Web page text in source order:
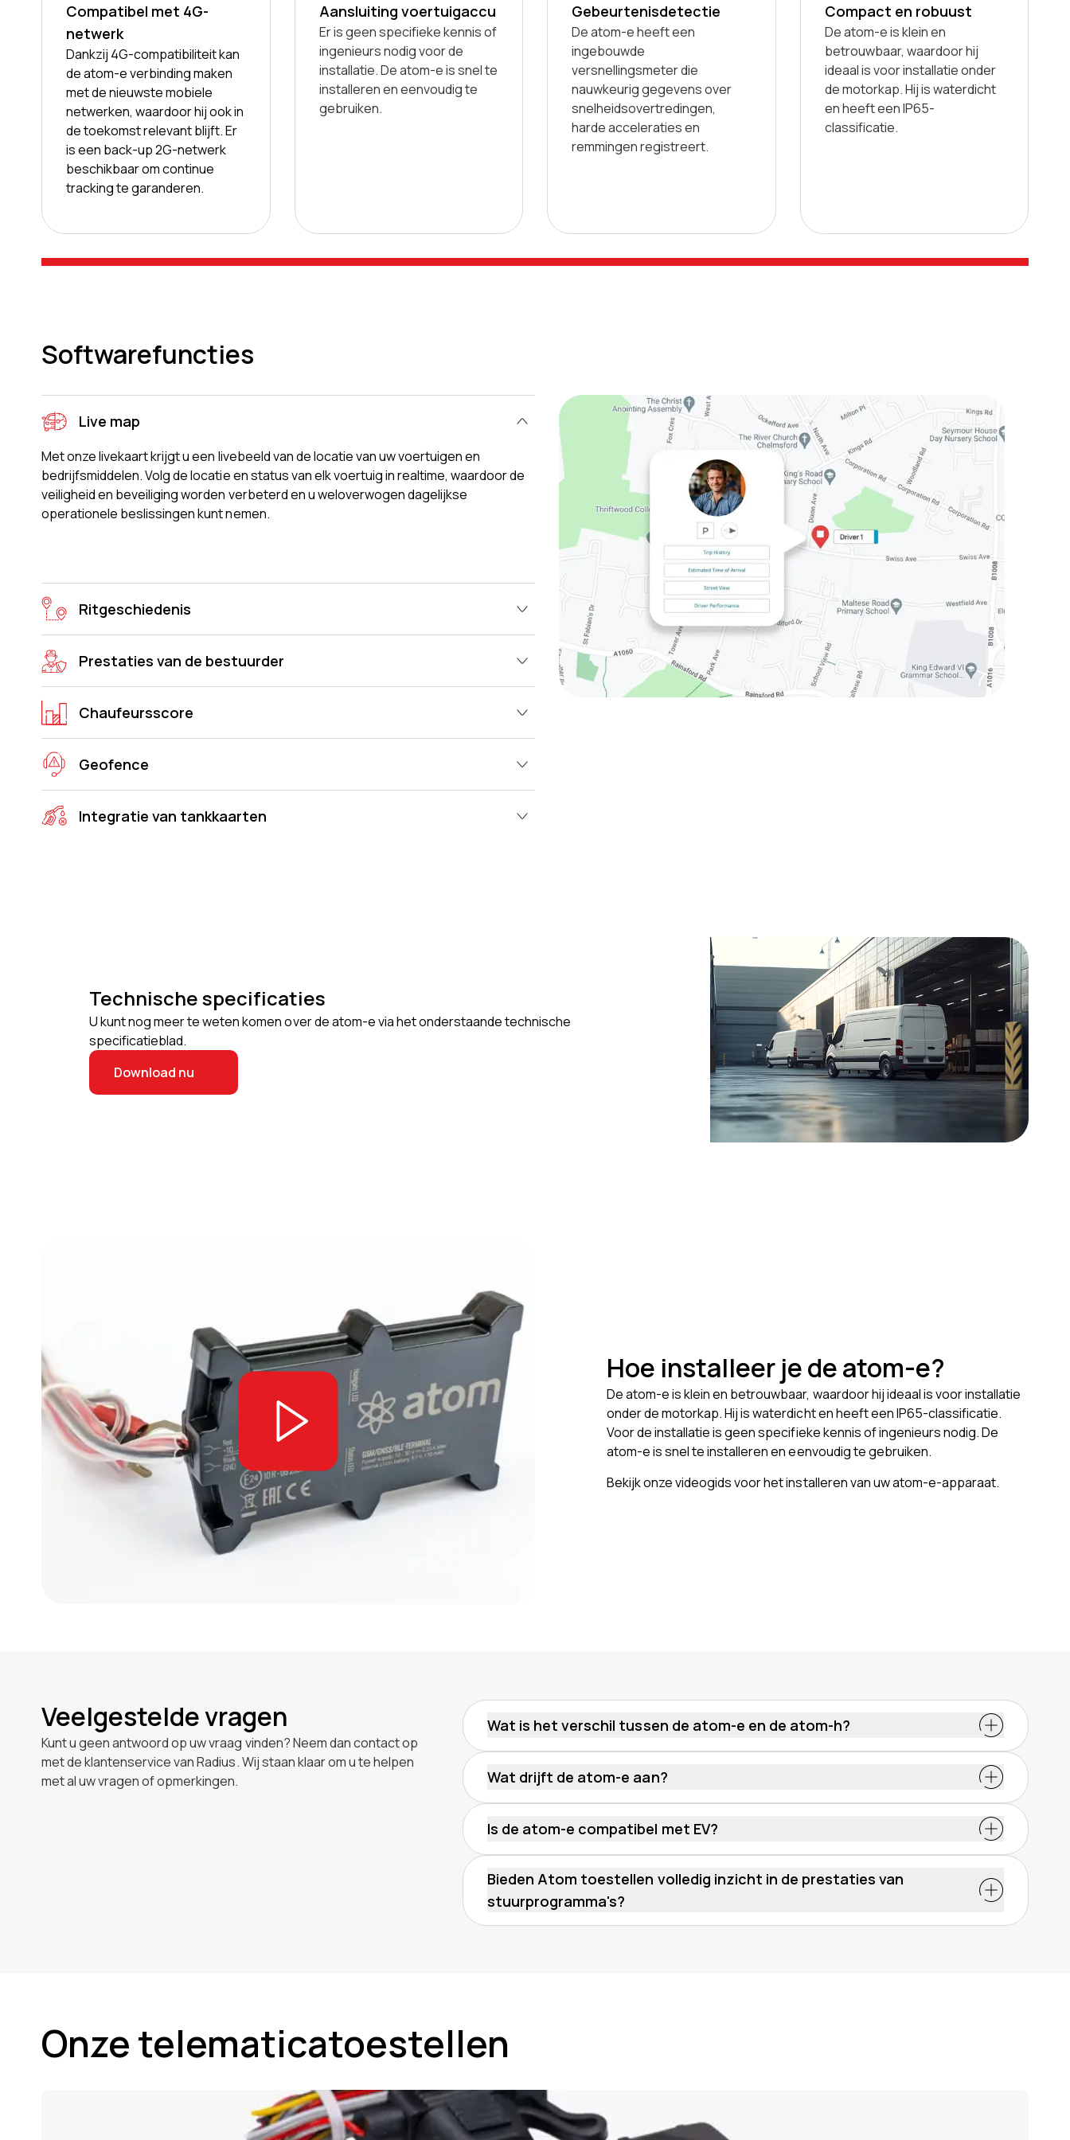
Compatibel met 4G-
netwerk
Dankzij 4G-compatibiliteit kan
de atom-e verbinding maken
met de nieuwste mobiele
netwerken, waardoor hij ook in
de toekomst relevant blijft. Er
is een back-up 2G-netwerk
beschikbaar om continue
tracking te garanderen.
Aansluiting voertuigaccu
Er is geen specifieke kennis of
ingenieurs nodig voor de
installatie. De atom-e is snel te
installeren en eenvoudig te
gebruiken.
Gebeurtenisdetectie
De atom-e heeft een
ingebouwde
versnellingsmeter die
nauwkeurig gegevens over
snelheidsovertredingen,
harde acceleraties en
remmingen registreert.
Compact en robuust
De atom-e is klein en
betrouwbaar, waardoor hij
ideaal is voor installatie onder
de motorkap. Hij is waterdicht
en heeft een IP65-
classificatie.
Softwarefuncties
Live map
Met onze livekaart krijgt u een livebeeld van de locatie van uw voertuigen en
bedrijfsmiddelen. Volg de locatie en status van elk voertuig in realtime, waardoor de
veiligheid en beveiliging worden verbeterd en u weloverwogen dagelijkse
operationele beslissingen kunt nemen.
Ritgeschiedenis
Prestaties van de bestuurder
Chaufeursscore
Geofence
Integratie van tankkaarten
Technische specificaties
U kunt nog meer te weten komen over de atom-e via het onderstaande technische
specificatieblad.
Download nu
Hoe installeer je de atom-e?
De atom-e is klein en betrouwbaar, waardoor hij ideaal is voor installatie
onder de motorkap. Hij is waterdicht en heeft een IP65-classificatie.
Voor de installatie is geen specifieke kennis of ingenieurs nodig. De
atom-e is snel te installeren en eenvoudig te gebruiken.
Bekijk onze videogids voor het installeren van uw atom-e-apparaat.
Veelgestelde vragen
Kunt u geen antwoord op uw vraag vinden? Neem dan contact op
met de klantenservice van Radius. Wij staan klaar om u te helpen
met al uw vragen of opmerkingen.
Wat is het verschil tussen de atom-e en de atom-h?
Wat drijft de atom-e aan?
De atom-e wordt rechtstreeks gevoed door de accu van het voertuig.
Is de atom-e compatibel met EV?
Ja, zowel de atom-e als de atom-h zijn volledig compatibel met elektrische voertuigen.
Bieden Atom toestellen volledig inzicht in de prestaties van
stuurprogramma's?
Ja, Atom-apparaten bieden uitgebreide inzichten in de prestaties van bestuurders,
Onze telematicatoestellen